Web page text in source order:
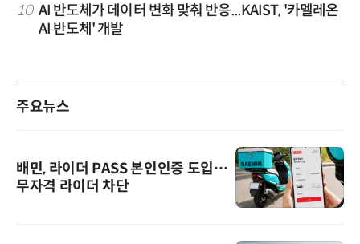
10 AI 반도체가 데이터 변화 맞춰 반응...KAIST, '카멜레온
AI 반도체' 개발
주요뉴스
배민, 라이더 PASS 본인인증 도입…
무자격 라이더 차단